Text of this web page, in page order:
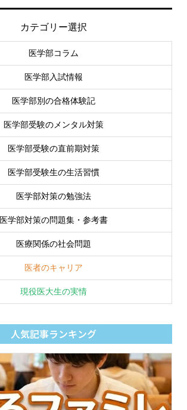
カテゴリー選択
医学部コラム
医学部入試情報
医学部別の合格体験記
医学部受験のメンタル対策
医学部受験の直前期対策
医学部受験生の生活習慣
医学部対策の勉強法
医学部対策の問題集・参考書
医療関係の社会問題
医者のキャリア
現役医大生の実情
人気記事ランキング